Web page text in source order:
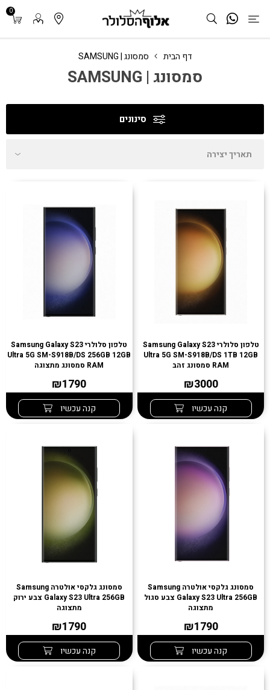
0
דף הבית סמסונג | SAMSUNG
סמסונג | SAMSUNG
סינונים
טלפון סלולרי Samsung Galaxy S23
Ultra 5G SM-S918B/DS 1TB 12GB
RAM סמסונג זהב
₪3000
קנה עכשיו
טלפון סלולרי Samsung Galaxy S23
Ultra 5G SM-S918B/DS 256GB 12GB
RAM סמסונג מתצוגה
₪1790
קנה עכשיו
סמסונג גלקסי אולטרה Samsung
Galaxy S23 Ultra 256GB צבע סגול
מתצוגה
₪1790
קנה עכשיו
סמסונג גלקסי אולטרה Samsung
Galaxy S23 Ultra 256GB צבע ירוק
מתצוגה
₪1790
קנה עכשיו